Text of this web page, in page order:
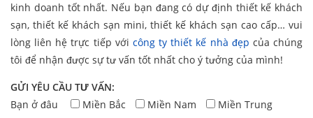
kinh doanh tốt nhất. Nếu bạn đang có dự định thiết kế khách
sạn, thiết kế khách sạn mini, thiết kế khách sạn cao cấp… vui
lòng liên hệ trực tiếp với công ty thiết kế nhà đẹp của chúng
tôi để nhận được sự tư vấn tốt nhất cho ý tưởng của mình!
GỬI YÊU CẦU TƯ VẤN:
Bạn ở đâu
Miền Bắc Miền Nam Miền Trung